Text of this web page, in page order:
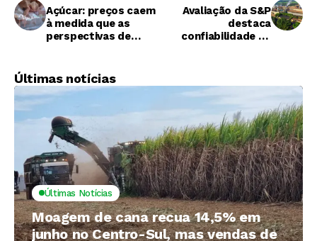
Açúcar: preços caem
à medida que as
perspectivas de
Avaliação da S&P
destaca
confiabilidade da
Últimas notícias
Últimas Notícias
Moagem de cana recua 14,5% em
junho no Centro-Sul, mas vendas de